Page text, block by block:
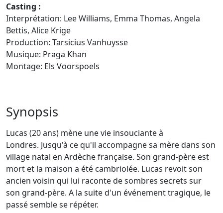
Casting :
Interprétation: Lee Williams, Emma Thomas, Angela
Bettis, Alice Krige
Production: Tarsicius Vanhuysse
Musique: Praga Khan
Montage: Els Voorspoels
Synopsis
Lucas (20 ans) mène une vie insouciante à
Londres. Jusqu'à ce qu'il accompagne sa mère dans son
village natal en Ardèche française. Son grand-père est
mort et la maison a été cambriolée. Lucas revoit son
ancien voisin qui lui raconte de sombres secrets sur
son grand-père. A la suite d'un événement tragique, le
passé semble se répéter.